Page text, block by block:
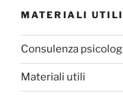
MATERIALI UTILI
Consulenza
Materiali utili